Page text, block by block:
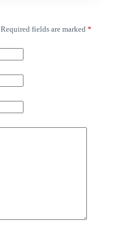
Required fields are marked *